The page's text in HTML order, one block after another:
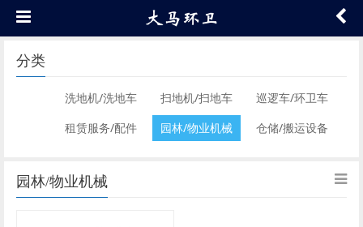
分类
洗地机/洗地车 扫地机/扫地车
巡逻车/环卫车
租赁服务/配件
园林/物业机械 仓储/搬运设备
园林/物业机械